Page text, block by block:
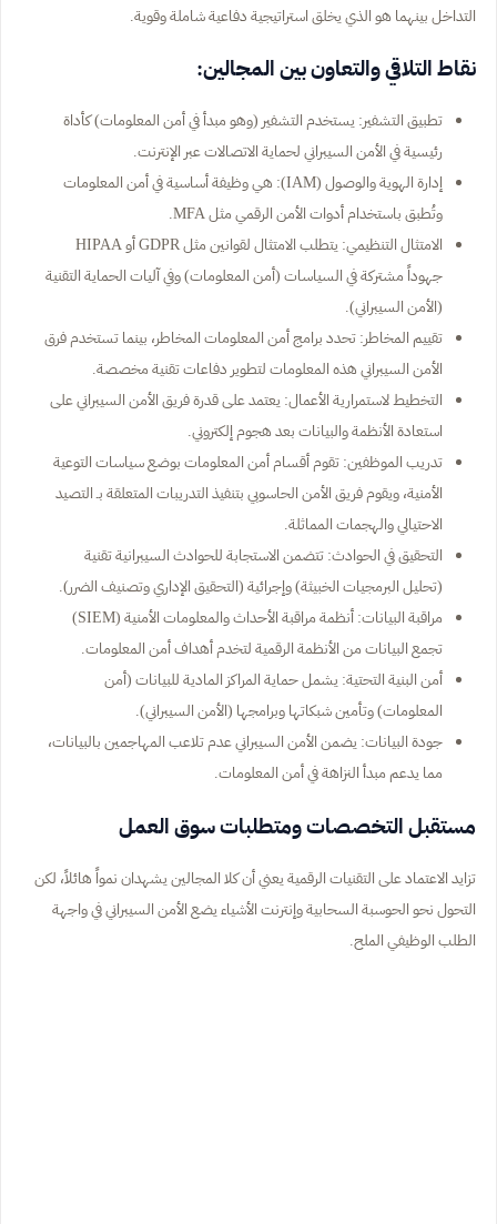
التداخل بينهما هو الذي يخلق استراتيجية دفاعية شاملة وقوية.
نقاط التلاقي والتعاون بين المجالين:
تطبيق التشفير: يستخدم التشفير (وهو مبدأ في أمن المعلومات) كأداة
رئيسية في الأمن السيبراني لحماية الاتصالات عبر الإنترنت.
إدارة الهوية والوصول (IAM): هي وظيفة أساسية في أمن المعلومات
وتُطبق باستخدام أدوات الأمن الرقمي مثل MFA.
الامتثال التنظيمي: يتطلب الامتثال لقوانين مثل GDPR أو HIPAA
جهوداً مشتركة في السياسات (أمن المعلومات) وفي آليات الحماية التقنية
(الأمن السيبراني).
تقييم المخاطر: تحدد برامج أمن المعلومات المخاطر، بينما تستخدم فرق
الأمن السيبراني هذه المعلومات لتطوير دفاعات تقنية مخصصة.
التخطيط لاستمرارية الأعمال: يعتمد على قدرة فريق الأمن السيبراني على
استعادة الأنظمة والبيانات بعد هجوم إلكتروني.
تدريب الموظفين: تقوم أقسام أمن المعلومات بوضع سياسات التوعية
الأمنية، ويقوم فريق الأمن الحاسوبي بتنفيذ التدريبات المتعلقة بـ التصيد
الاحتيالي والهجمات المماثلة.
التحقيق في الحوادث: تتضمن الاستجابة للحوادث السيبرانية تقنية
(تحليل البرمجيات الخبيثة) وإجرائية (التحقيق الإداري وتصنيف الضرر).
مراقبة البيانات: أنظمة مراقبة الأحداث والمعلومات الأمنية (SIEM)
تجمع البيانات من الأنظمة الرقمية لتخدم أهداف أمن المعلومات.
أمن البنية التحتية: يشمل حماية المراكز المادية للبيانات (أمن
المعلومات) وتأمين شبكاتها وبرامجها (الأمن السيبراني).
جودة البيانات: يضمن الأمن السيبراني عدم تلاعب المهاجمين بالبيانات،
مما يدعم مبدأ النزاهة في أمن المعلومات.
مستقبل التخصصات ومتطلبات سوق العمل
تزايد الاعتماد على التقنيات الرقمية يعني أن كلا المجالين يشهدان نمواً هائلاً، لكن
التحول نحو الحوسبة السحابية وإنترنت الأشياء يضع الأمن السيبراني في واجهة
الطلب الوظيفي الملح.